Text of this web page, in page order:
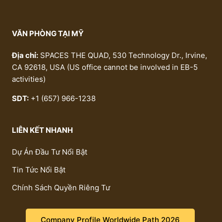
VĂN PHÒNG TẠI MỸ
Địa chỉ: SPACES THE QUAD, 530 Technology Dr., Irvine,
CA 92618, USA (US office cannot be involved in EB-5
activities)
SDT: +1 (657) 966-1238
LIÊN KẾT NHANH
Dự Án Đầu Tư Nổi Bật
Tin Tức Nổi Bật
Chính Sách Quyền Riêng Tư
Company Profile Worldwide Path 2026